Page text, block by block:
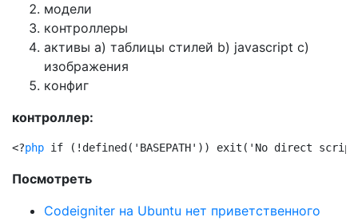
модели
контроллеры
активы a) таблицы стилей b) javascript c)
изображения
конфиг
контроллер:
<?php if (!defined('BASEPATH')) exit('No direct script
Посмотреть
Codeigniter на Ubuntu нет приветственного